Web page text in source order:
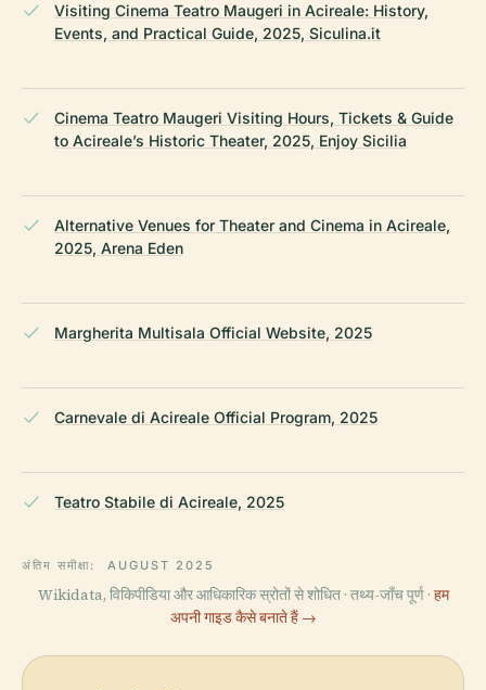
Visiting Cinema Teatro Maugeri in Acireale: History,
Events, and Practical Guide, 2025, Siculina.it
Cinema Teatro Maugeri Visiting Hours, Tickets & Guide
to Acireale’s Historic Theater, 2025, Enjoy Sicilia
Alternative Venues for Theater and Cinema in Acireale,
2025, Arena Eden
Margherita Multisala Official Website, 2025
Carnevale di Acireale Official Program, 2025
Teatro Stabile di Acireale, 2025
अंतिम समीक्षा: AUGUST 2025
Wikidata, विकिपीडिया और आधिकारिक स्रोतों से शोधित · तथ्य-जाँच पूर्ण · हम
अपनी गाइड कैसे बनाते हैं →